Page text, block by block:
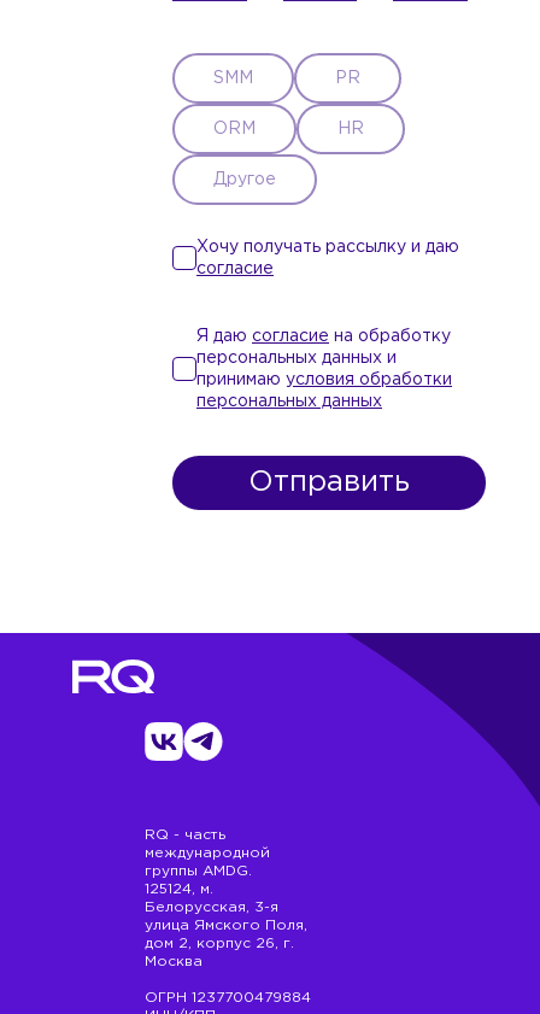
SMM PR
ORM HR
Другое
Хочу получать рассылку и даю
согласие
Я даю согласие на обработку
персональных данных и
принимаю условия обработки
персональных данных
RQ - часть
международной
группы AMDG.
125124, м.
Белорусская, 3-я
улица Ямского Поля,
дом 2, корпус 26, г.
Москва
ОГРН 1237700479884